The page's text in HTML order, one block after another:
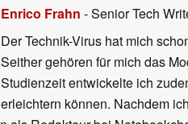
Enrico Frahn - Senior Tech
Der Technik-Virus hat mich
Seither gehören für mich das
Studienzeit entwickelte ich
erleichtern können. Nachdem